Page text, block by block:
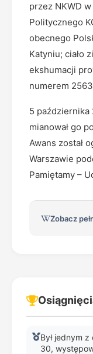
przez NKWD
Politycznego
obecnego
Katyniu; ciało
ekshumacji
numerem
5
mianował go
Awans został
Warszawie
Pamiętamy –
Zobacz
Był jednym
30,